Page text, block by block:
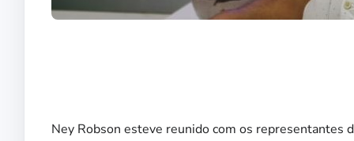
Ney Robson esteve reunido com os representantes